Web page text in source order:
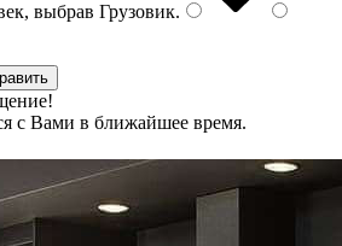
выбрав Грузовик.
с Вами в ближайшее время.